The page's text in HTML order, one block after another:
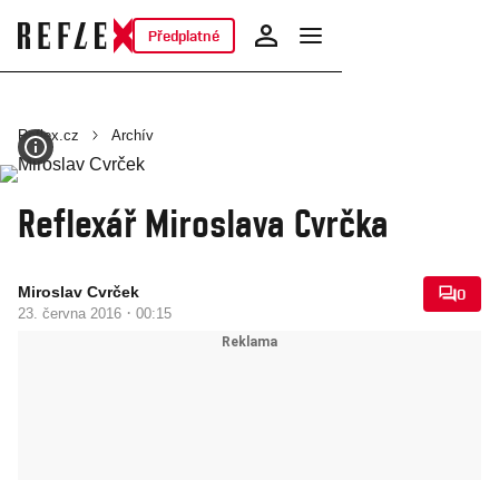
Předplatné
Reflex.cz Archív
Reflexář Miroslava Cvrčka
Miroslav Cvrček
23. června 2016 · 00:15
0